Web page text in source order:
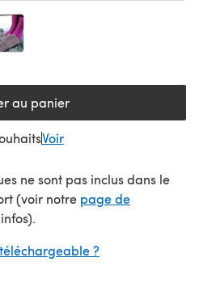
au panier
Voir
ne sont pas inclus dans le
(voir notre page de
un nouvel onglet)
?